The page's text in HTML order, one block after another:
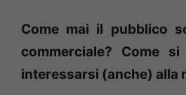
Come mai il pubblico
commerciale? Come
interessarsi (anche) alla